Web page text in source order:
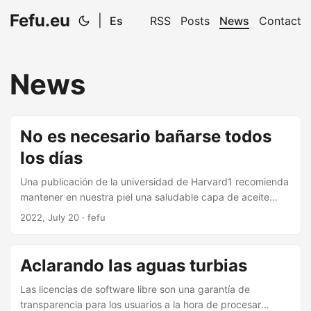
Fefu.eu Es RSS Posts News Contact
News
No es necesario bañarse todos
los días
Una publicación de la universidad de Harvard1 recomienda
mantener en nuestra piel una saludable capa de aceite
corporal con flora bacteriana saprófita (benéfica). Para ello
capa protectora. Los baños de corta duración (entre tres y
cuatro minutos), con jabón sin antibióticos y agua
levemente tibia o fría, enfocados en las axilas y la ingle
pueden ser suficientes para mantener una saludable
2022, July 20 · fefu
Aclarando las aguas turbias
Las licencias de software libre son una garantía de
transparencia para los usuarios a la hora de procesar